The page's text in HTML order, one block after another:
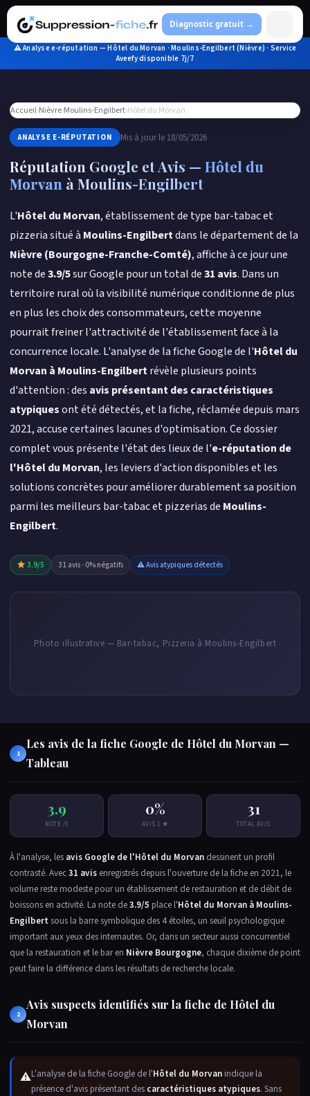
Diagnostic gratuit →
Aller
contenu
⚠ Analyse e-réputation — Hôtel du Morvan · Moulins-Engilbert (Nièvre) · Service
Aveefy disponible 7j/7
Accueil›Nièvre›Moulins-Engilbert›Hôtel du Morvan
ANALYSE E-RÉPUTATION Mis à jour le 18/05/2026
Réputation Google et Avis — Hôtel du
Morvan à Moulins-Engilbert
L'Hôtel du Morvan, établissement de type bar-tabac et
pizzeria situé à Moulins-Engilbertdans le département de la
Nièvre (Bourgogne-Franche-Comté), affiche à ce jour une
note de3.9/5sur Google pour un total de31 avis. Dans un
territoire rural où la visibilité numérique conditionne de plus
en plus les choix des consommateurs, cette moyenne
pourrait freiner l'attractivité de l'établissement face à la
concurrence locale. L'analyse de la fiche Google de l'Hôtel du
Morvan à Moulins-Engilbertrévèle plusieurs points
d'attention : des avis présentant des caractéristiques
atypiquesont été détectés, et la fiche, réclamée depuis mars
2021, accuse certaines lacunes d'optimisation. Ce dossier
complet vous présente l'état des lieux de l'e-réputation de
l'Hôtel du Morvan, les leviers d'action disponibles et les
solutions concrètes pour améliorer durablement sa position
parmi les meilleurs bar-tabac et pizzerias de Moulins-
Engilbert.
3.9/5 31 avis · 0% négatifs ⚠ Avis atypiques détectés
Photo illustrative — Bar-tabac, Pizzeria à Moulins-Engilbert
1
Les avis de la fiche Google de Hôtel du Morvan —
Tableau
3.9
NOTE /5
0%
AVIS 1 ★
31
TOTAL AVIS
À l'analyse, les avis Google de l'Hôtel du Morvan dessinent un profil
contrasté. Avec31 avis enregistrés depuis l'ouverture de la fiche en 2021, le
volume reste modeste pour un établissement de restauration et de débit de
boissons en activité. La note de3.9/5 place l'Hôtel du Morvan à Moulins-
Engilbert sous la barre symbolique des 4 étoiles, un seuil psychologique
important aux yeux des internautes. Or, dans un secteur aussi concurrentiel
que la restauration et le bar en Nièvre Bourgogne, chaque dixième de point
peut faire la différence dans les résultats de recherche locale.
2
Avis suspects identifiés sur la fiche de Hôtel du
Morvan
⚠L'analyse de la fiche Google de l'Hôtel du Morvan indique la
présence d'avis présentant des caractéristiques atypiques. Sans